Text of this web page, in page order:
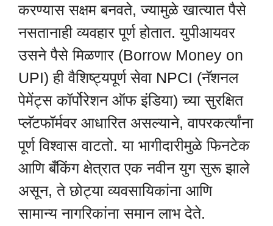
करण्यास सक्षम बनवते, ज्यामुळे खात्यात पैसे
नसतानाही व्यवहार पूर्ण होतात. युपीआयवर
उसने पैसे मिळणार (Borrow Money on
UPI) ही वैशिष्ट्यपूर्ण सेवा NPCI (नॅशनल
पेमेंट्स कॉर्पोरेशन ऑफ इंडिया) च्या सुरक्षित
प्लॅटफॉर्मवर आधारित असल्याने, वापरकर्त्यांना
पूर्ण विश्वास वाटतो. या भागीदारीमुळे फिनटेक
आणि बँकिंग क्षेत्रात एक नवीन युग सुरू झाले
असून, ते छोट्या व्यवसायिकांना आणि
सामान्य नागरिकांना समान लाभ देते.